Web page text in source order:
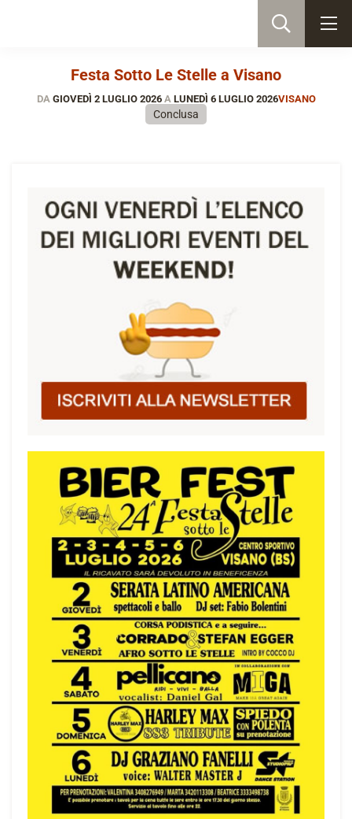
Festa Sotto Le Stelle a Visano
DAGIOVEDÌ 2 LUGLIO 2026 ALUNEDÌ 6 LUGLIO 2026VISANO
Conclusa